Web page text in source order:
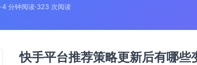
·4 分钟阅读·323 次阅读
快手平台推荐策略更新后有哪些